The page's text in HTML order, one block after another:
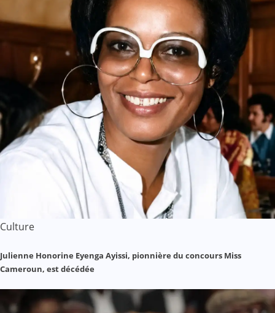
Culture
Julienne Honorine Eyenga Ayissi, pionnière du concours Miss
Cameroun, est décédée